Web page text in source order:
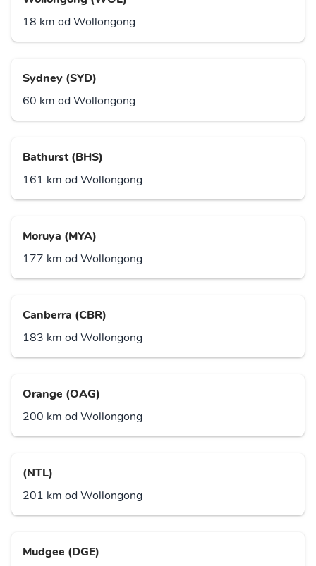
18 km od Wollongong
Sydney (SYD)
60 km od Wollongong
Bathurst (BHS)
161 km od Wollongong
Moruya (MYA)
177 km od Wollongong
Canberra (CBR)
183 km od Wollongong
Orange (OAG)
200 km od Wollongong
(NTL)
201 km od Wollongong
Mudgee (DGE)